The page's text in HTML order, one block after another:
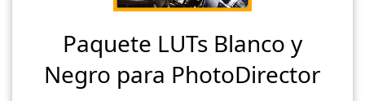
Paquete LUTs Blanco y
Negro para PhotoDirector